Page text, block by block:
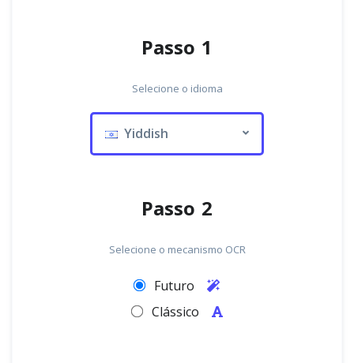
Passo 1
Selecione o idioma
Yiddish
Passo 2
Selecione o mecanismo OCR
Futuro
Clássico